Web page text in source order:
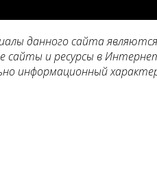
данного сайта
сайты и ресурсы в
информационный